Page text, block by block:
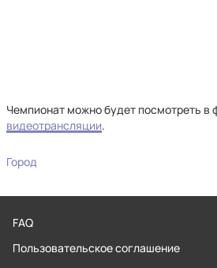
Чемпионат можно будет посмотреть в
видеотрансляции.
Город
FAQ
Пользовательское соглашение